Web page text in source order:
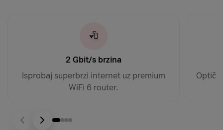
2 Gbit/s brzina
Isprobaj superbrzi internet uz premium
WiFi 6 router.